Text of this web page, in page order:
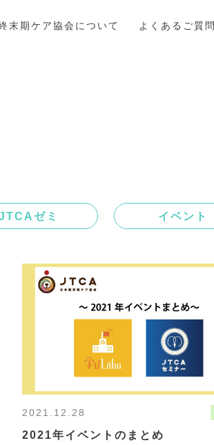
末期ケア協会について よくあるご質問
ゼミ イベント
2021.12.28
2021年イベントのまとめ